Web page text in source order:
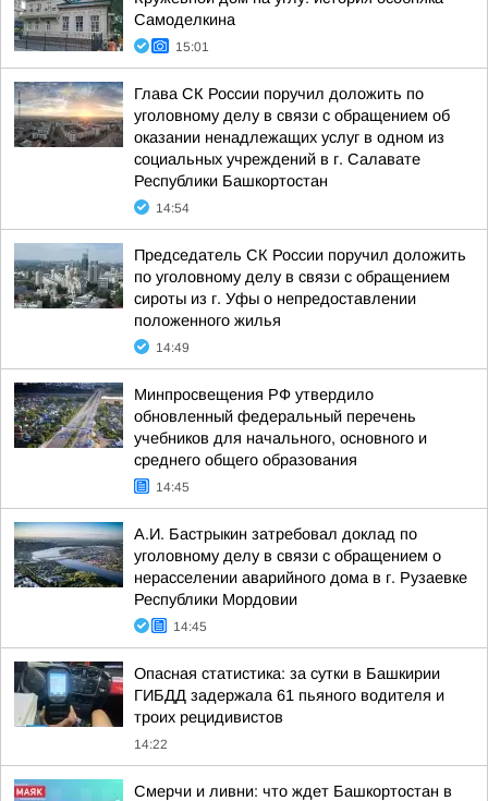
Самоделкина
15:01
Глава СК России поручил доложить по
уголовному делу в связи с обращением об
оказании ненадлежащих услуг в одном из
социальных учреждений в г. Салавате
Республики Башкортостан
14:54
Председатель СК России поручил доложить
по уголовному делу в связи с обращением
сироты из г. Уфы о непредоставлении
положенного жилья
14:49
Минпросвещения РФ утвердило
обновленный федеральный перечень
учебников для начального, основного и
среднего общего образования
14:45
А.И. Бастрыкин затребовал доклад по
уголовному делу в связи с обращением о
нерасселении аварийного дома в г. Рузаевке
Республики Мордовии
14:45
Опасная статистика: за сутки в Башкирии
ГИБДД задержала 61 пьяного водителя и
троих рецидивистов
14:22
Смерчи и ливни: что ждет Башкортостан в